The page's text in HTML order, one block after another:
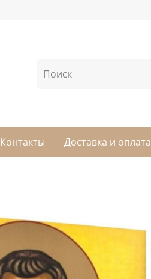
Контакты Доставка и оплата